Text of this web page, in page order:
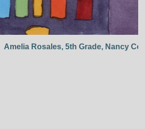
Amelia Rosales, 5th Grade, Nancy